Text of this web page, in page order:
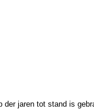
jaren tot stand is